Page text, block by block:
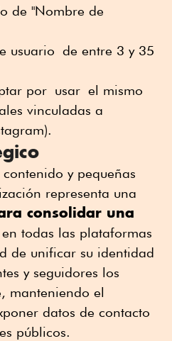
de "Nombre de
usuario de entre 3 y 35
por usar el mismo
vinculadas a
y pequeñas
representa una
consolidar una
en todas las plataformas
de unificar su identidad
y seguidores los
manteniendo el
datos de contacto
públicos.